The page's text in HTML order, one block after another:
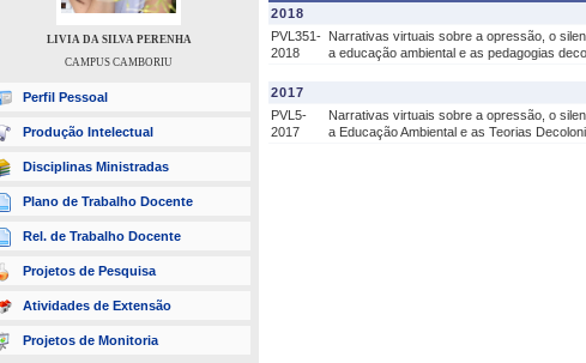
LIVIA DA SILVA PERENHA
CAMPUS CAMBORIU
Perfil Pessoal
Produção Intelectual
Disciplinas Ministradas
Plano de Trabalho Docente
Rel. de Trabalho Docente
Projetos de Pesquisa
Atividades de Extensão
Projetos de Monitoria
2018
PVL351-
2018
Narrativas virtuais sobre a opressão, o
a educação ambiental e as pedagogias
2017
PVL5-
2017
Narrativas virtuais sobre a opressão, o
a Educação Ambiental e as Teorias